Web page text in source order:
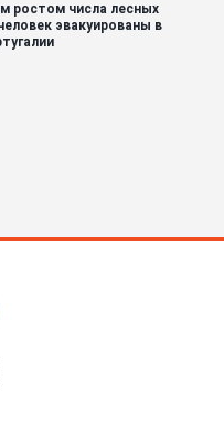
ростом числа лесных
эвакуированы в